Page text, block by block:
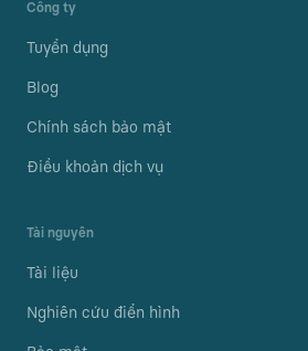
Công ty
Tuyển dụng
Blog
Chính sách bảo mật
Điều khoản dịch vụ
Tài nguyên
Tài liệu
Nghiên cứu điển hình